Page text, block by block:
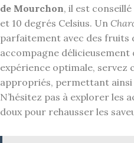
de Mourchon, il est
et 10 degrés Celsius. Un
parfaitement avec des fruits
accompagne délicieusement
expérience optimale, servez
appropriés, permettant ainsi
N’hésitez pas à explorer les
doux pour rehausser les